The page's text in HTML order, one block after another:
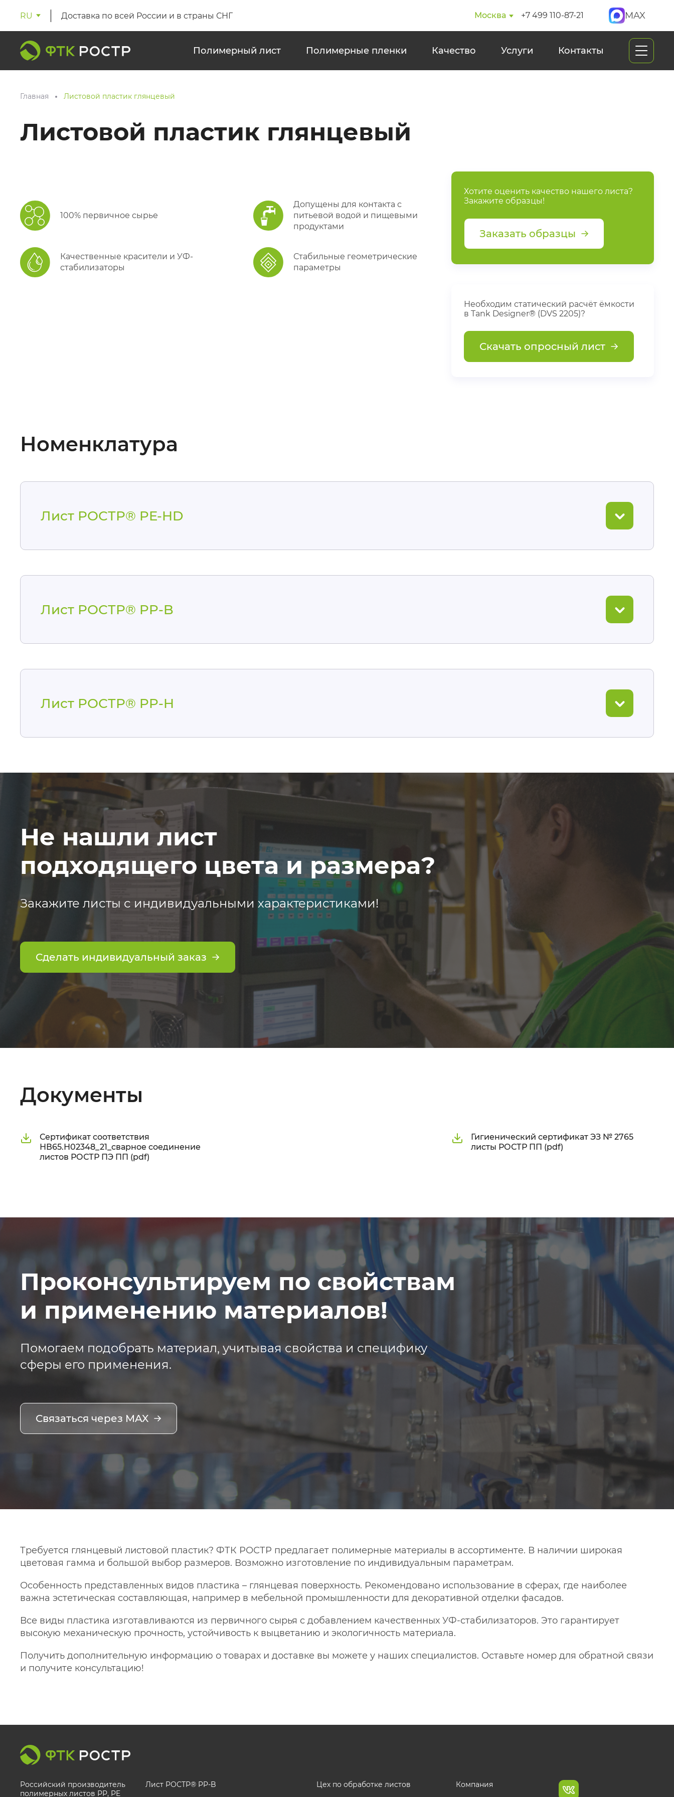
RU Доставка по всей России и в страны СНГ Москва +7 499 110-87-21 MAX
Полимерный лист Полимерные пленки Качество Услуги Контакты
Главная Листовой пластик глянцевый
Листовой пластик глянцевый
100% первичное сырье
Допущены для контакта с
питьевой водой и пищевыми
продуктами
Качественные красители и УФ-
стабилизаторы
Стабильные геометрические
параметры
Хотите оценить качество нашего листа?
Закажите образцы!
Заказать образцы
Необходим статический расчёт ёмкости
в Tank Designer® (DVS 2205)?
Скачать опросный лист
Номенклатура
Лист РОСТР® PE-HD
Лист РОСТР® PP-B
Лист РОСТР® PP-H
Не нашли лист
подходящего цвета и размера?
Закажите листы с индивидуальными характеристиками!
Сделать индивидуальный заказ
Документы
Сертификат соответствия
НВ65.Н02348_21_сварное соединение
листов РОСТР ПЭ ПП (pdf)
Гигиенический сертификат ЭЗ № 2765
листы РОСТР ПП (pdf)
Проконсультируем по свойствам
и применению материалов!
Помогаем подобрать материал, учитывая свойства и специфику
сферы его применения.
Связаться через MAX
Требуется глянцевый листовой пластик? ФТК РОСТР предлагает полимерные материалы в ассортименте. В наличии широкая
цветовая гамма и большой выбор размеров. Возможно изготовление по индивидуальным параметрам.
Особенность представленных видов пластика – глянцевая поверхность. Рекомендовано использование в сферах, где наиболее
важна эстетическая составляющая, например в мебельной промышленности для декоративной отделки фасадов.
Все виды пластика изготавливаются из первичного сырья с добавлением качественных УФ-стабилизаторов. Это гарантирует
высокую механическую прочность, устойчивость к выцветанию и экологичность материала.
Получить дополнительную информацию о товарах и доставке вы можете у наших специалистов. Оставьте номер для обратной связи
и получите консультацию!
Российский производитель
полимерных листов РР, PE
Лист РОСТР® PP-B Цех по обработке листов Компания